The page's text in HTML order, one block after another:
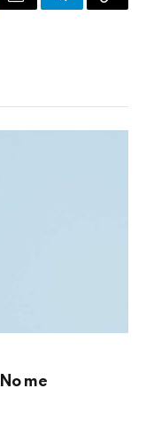
CorreoTelegrama
me